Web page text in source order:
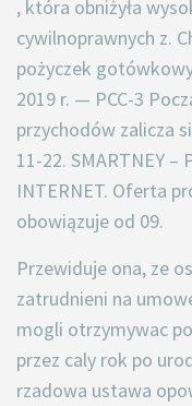
, która obniżyła
cywilnoprawnych z.
pożyczek
2019 r. — PCC-3
przychodów zalicza
11-22. SMARTNEY –
INTERNET. Oferta
obowiązuje od 09.
Przewiduje ona, ze
zatrudnieni na
mogli otrzymywac
przez caly rok po
rzadowa ustawa